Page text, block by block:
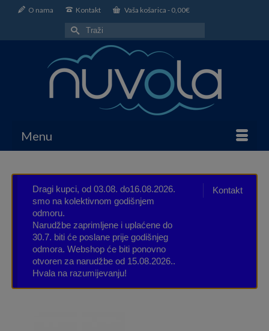
O nama Kontakt Vaša košarica - 0,00€
Search
for:
Menu
Kontakt
Dragi kupci, od 03.08. do16.08.2026.
smo na kolektivnom godišnjem
odmoru.
Narudžbe zaprimljene i uplaćene do
30.7. biti će poslane prije godišnjeg
odmora. Webshop će biti ponovno
otvoren za narudžbe od 15.08.2026..
Hvala na razumijevanju!